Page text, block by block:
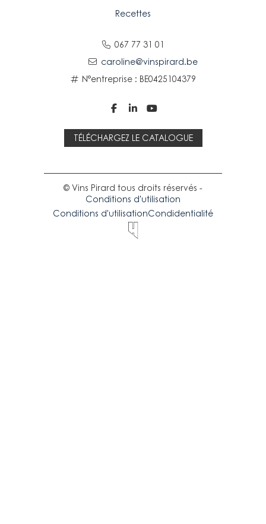
067 77 31 01
caroline@vinspirard.be
N°entreprise : BE0425104379
Recettes
  
TÉLÉCHARGEZ LE CATALOGUE
© Vins Pirard tous droits réservés -
Conditions d'utilisation
Conditions d'utilisationCondidentialité